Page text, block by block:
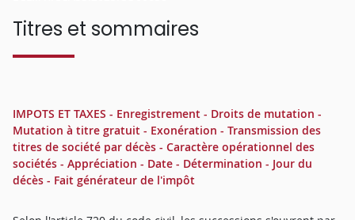
Titres et sommaires
IMPOTS ET TAXES - Enregistrement - Droits de mutation -
Mutation à titre gratuit - Exonération - Transmission des
titres de société par décès - Caractère opérationnel des
sociétés - Appréciation - Date - Détermination - Jour du
décès - Fait générateur de l'impôt